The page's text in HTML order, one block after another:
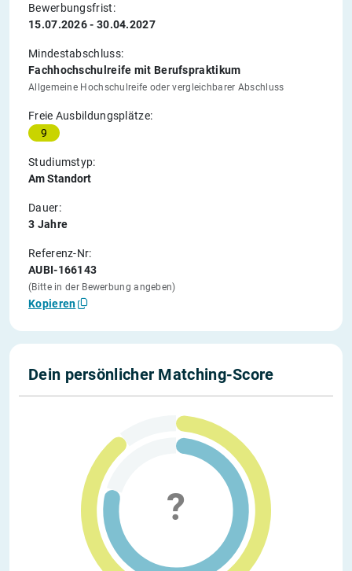
Bewerbungsfrist:
15.07.2026 - 30.04.2027
Mindestabschluss:
Fachhochschulreife mit Berufspraktikum
Allgemeine Hochschulreife oder vergleichbarer Abschluss
Freie Ausbildungsplätze:
9
Studiumstyp:
Am Standort
Dauer:
3 Jahre
Referenz-Nr:
AUBI-166143
(Bitte in der Bewerbung angeben)
Kopieren
Dein persönlicher Matching-Score